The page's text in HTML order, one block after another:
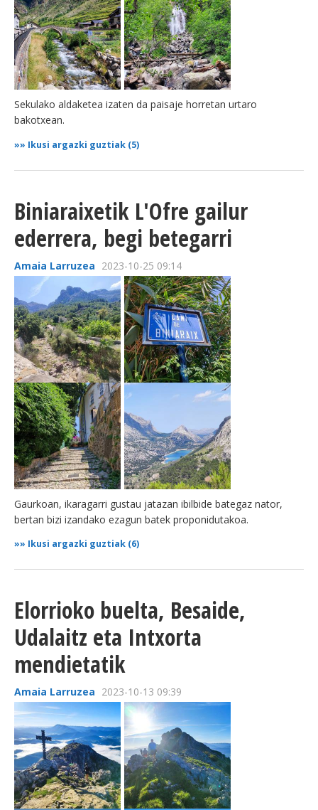
Sekulako aldaketea izaten da paisaje horretan urtaro
bakotxean.
»» Ikusi argazki guztiak (5)
Biniaraixetik L'Ofre gailur
ederrera, begi betegarri
Amaia Larruzea 2023-10-25 09:14
Gaurkoan, ikaragarri gustau jatazan ibilbide bategaz nator,
bertan bizi izandako ezagun batek proponidutakoa.
»» Ikusi argazki guztiak (6)
Elorrioko buelta, Besaide,
Udalaitz eta Intxorta
mendietatik
Amaia Larruzea 2023-10-13 09:39